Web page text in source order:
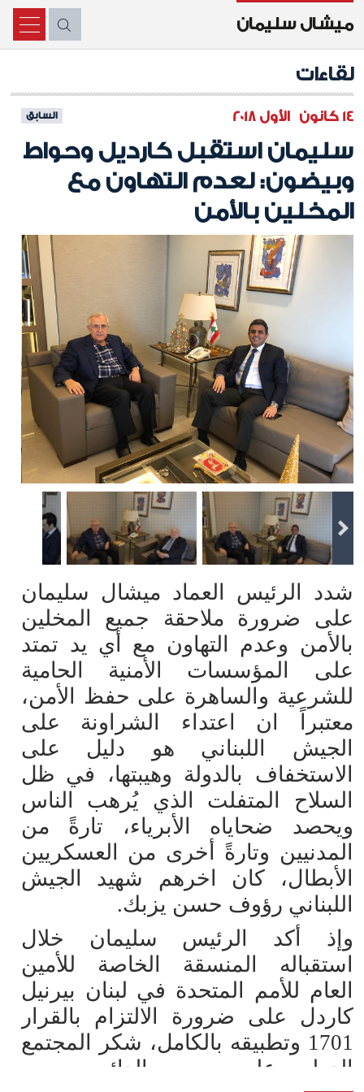
ميشال سليمان X
لقاءات
14 كانون الأول 2018 السابق
سليمان استقبل كارديل وحواط
وبيضون: لعدم التهاون مع
المخلين بالأمن
شدد الرئيس العماد ميشال سليمان
على ضرورة ملاحقة جميع المخلين
بالأمن وعدم التهاون مع أي يد تمتد
على المؤسسات الأمنية الحامية
للشرعية والساهرة على حفظ الأمن،
معتبراً ان اعتداء الشراونة على
الجيش اللبناني هو دليل على
الاستخفاف بالدولة وهيبتها، في ظل
السلاح المتفلت الذي يُرهب الناس
ويحصد ضحاياه الأبرياء، تارةً من
المدنيين وتارةً أخرى من العسكريين
الأبطال، كان اخرهم شهيد الجيش
اللبناني رؤوف حسن يزبك.
وإذ أكد الرئيس سليمان خلال
استقباله المنسقة الخاصة للأمين
العام للأمم المتحدة في لبنان بيرنيل
كاردل على ضرورة الالتزام بالقرار
1701 وتطبيقه بالكامل، شكر المجتمع
الدولي على حرصه الدائم وسعيه